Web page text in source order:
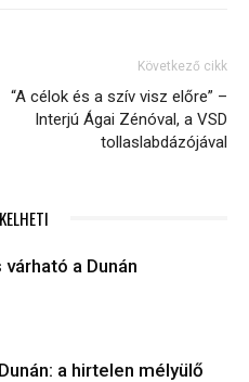
Következő cikk
“A célok és a szív visz előre” –
Interjú Ágai Zénóval, a VSD
tollaslabdázójával
várható a Dunán
a hirtelen mélyülő